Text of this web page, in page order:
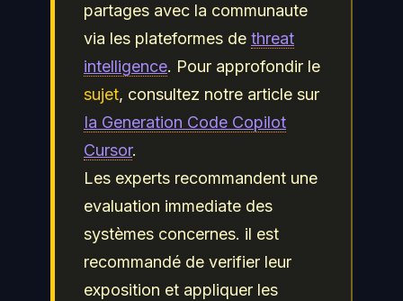
partages avec la communaute
via les plateformes de threat
intelligence. Pour approfondir le
sujet, consultez notre article sur
Ia Generation Code Copilot
Cursor.
Les experts recommandent une
evaluation immediate des
systèmes concernes. il est
recommandé de verifier leur
exposition et appliquer les